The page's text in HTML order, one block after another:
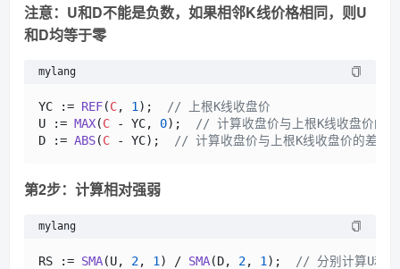
注意：U和D不能是负数，如果相邻K线价格相同，则U
和D均等于零
mylang
YC := REF(C, 1 );
// 上根K线收盘价
U := MAX(C - YC, 0);
// 计算收盘价与上根K线收盘价的
D := ABS(C - YC); // 计算收盘价与上根K线收盘价的差，
第2步：计算相对强弱
mylang
RS := SMA(U, 2, 1 ) / SMA(D, 2, 1 ); // 分别计算U和D